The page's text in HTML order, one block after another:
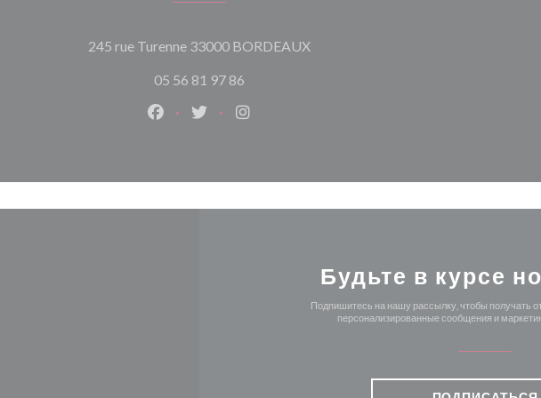
245 rue Turenne 33000 BORDEAUX((открывается в новом окне))
05 56 81 97 86
Facebook ((открывается в новом окне))
Twitter ((открывается в новом окне))
Instagram ((открывается в новом окне))
Будьте в курсе
Подпишитесь на нашу рассылку, чтобы получать
персонализированные сообщения и